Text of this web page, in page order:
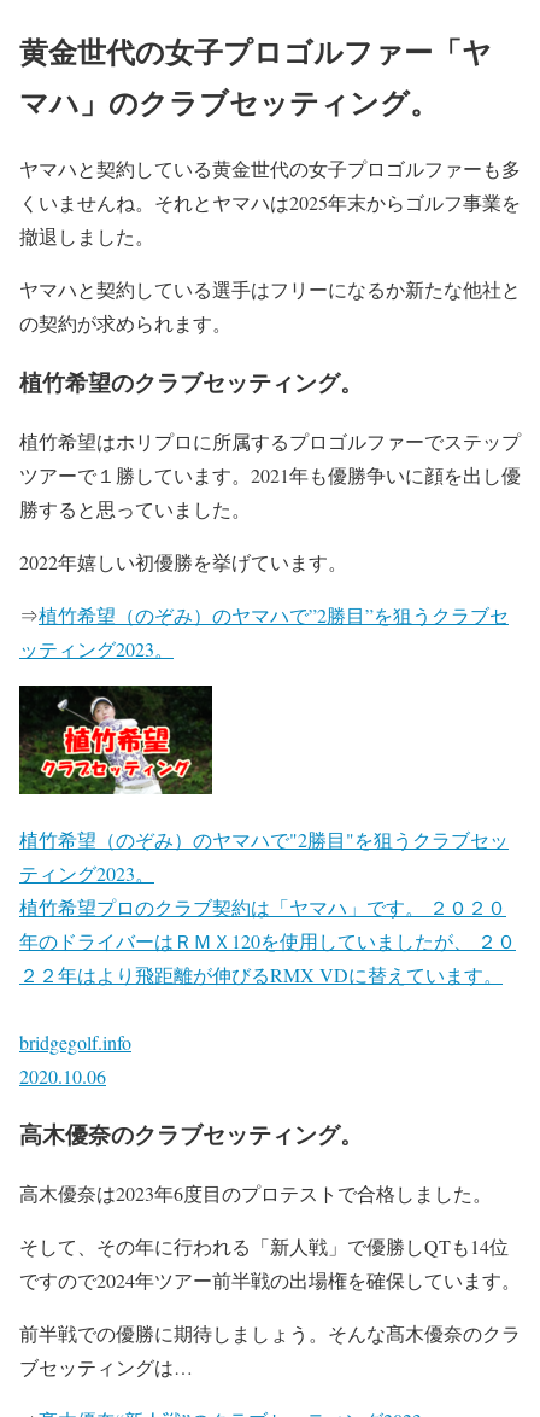
黄金世代の女子プロゴルファー「ヤ
マハ」のクラブセッティング。
ヤマハと契約している黄金世代の女子プロゴルファーも多
くいませんね。それとヤマハは2025年末からゴルフ事業を
撤退しました。
ヤマハと契約している選手はフリーになるか新たな他社と
の契約が求められます。
植竹希望のクラブセッティング。
植竹希望はホリプロに所属するプロゴルファーでステップ
ツアーで１勝しています。2021年も優勝争いに顔を出し優
勝すると思っていました。
2022年嬉しい初優勝を挙げています。
⇒植竹希望（のぞみ）のヤマハで”2勝目”を狙うクラブセ
ッティング2023。
植竹希望（のぞみ）のヤマハで"2勝目"を狙うクラブセッ
ティング2023。
植竹希望プロのクラブ契約は「ヤマハ」です。 ２０２０
年のドライバーはＲＭＸ120を使用していましたが、 ２０
２２年はより飛距離が伸びるRMX VDに替えています。
bridgegolf.info
2020.10.06
高木優奈のクラブセッティング。
高木優奈は2023年6度目のプロテストで合格しました。
そして、その年に行われる「新人戦」で優勝しQTも14位
ですので2024年ツアー前半戦の出場権を確保しています。
前半戦での優勝に期待しましょう。そんな髙木優奈のクラ
ブセッティングは…